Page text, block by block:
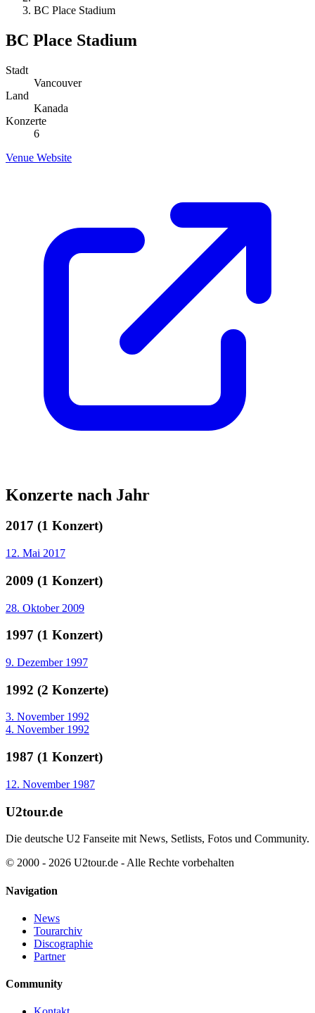
BC Place Stadium
BC Place Stadium
Stadt
Vancouver
Land
Kanada
Konzerte
6
Venue Website
Konzerte nach Jahr
2017 (1 Konzert)
12. Mai 2017
2009 (1 Konzert)
28. Oktober 2009
1997 (1 Konzert)
9. Dezember 1997
1992 (2 Konzerte)
3. November 1992
4. November 1992
1987 (1 Konzert)
12. November 1987
U2tour.de
Die deutsche U2 Fanseite mit News, Setlists, Fotos und Community.
© 2000 - 2026 U2tour.de - Alle Rechte vorbehalten
Navigation
News
Tourarchiv
Discographie
Partner
Community